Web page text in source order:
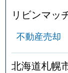
リビンマッ
不動産売却
北海道札幌